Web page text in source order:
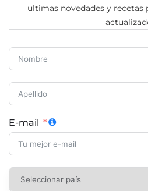
ultimas novedades y recetas
E-mail